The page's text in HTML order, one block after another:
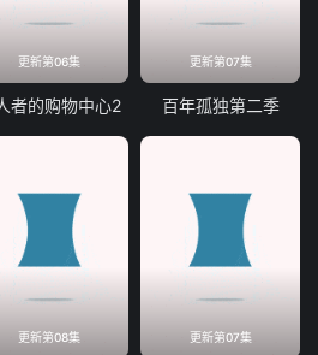
更新第06集
者的购物中心2
更新第07集
百年孤独第二季
更新第08集 更新第07集